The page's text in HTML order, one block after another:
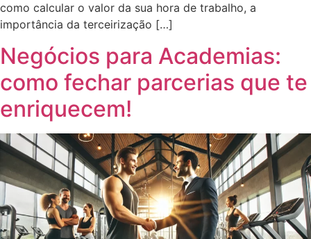
como calcular o valor da sua hora de trabalho, a
importância da terceirização […]
Negócios para Academias:
como fechar parcerias que te
enriquecem!